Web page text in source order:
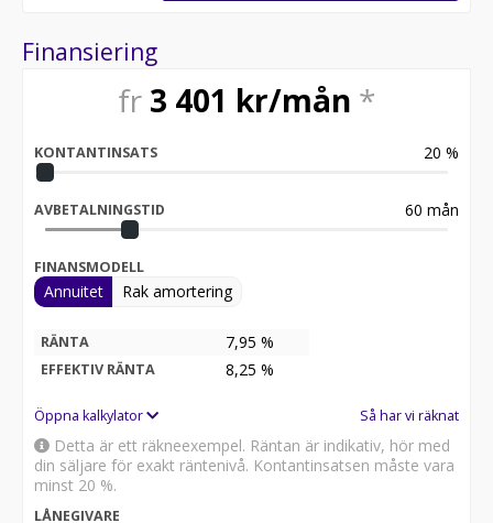
Vi tar din bil i inbyte.
För en trygg och smidig affär – kontakta oss på A2 Bil.
Finansiering
fr 3 401 kr/mån *
KONTANTINSATS 20 %
AVBETALNINGSTID 60 mån
FINANSMODELL
Annuitet Rak amortering
RÄNTA 7,95 %
EFFEKTIV RÄNTA 8,25 %
Öppna kalkylator Så har vi räknat
Detta är ett räkneexempel. Räntan är indikativ, hör med
din säljare för exakt räntenivå. Kontantinsatsen måste vara
minst 20 %.
LÅNEGIVARE